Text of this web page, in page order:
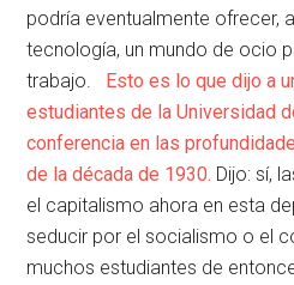
podría eventualmente ofrecer,
tecnología, un mundo de ocio
trabajo. Esto es lo que dijo a
estudiantes de la Universidad
conferencia en las
de la década de 1930. Dijo: sí,
el capitalismo ahora en esta
seducir por el socialismo o el
muchos estudiantes de